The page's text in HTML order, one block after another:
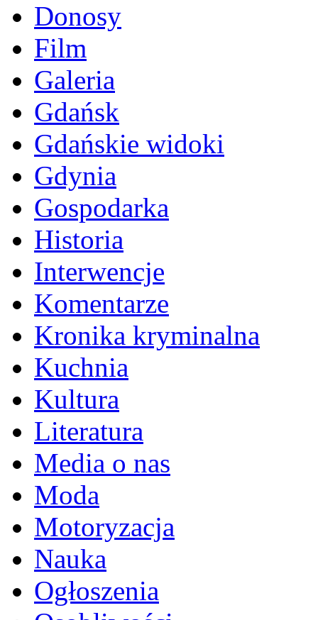
Donosy
Film
Galeria
Gdańsk
Gdańskie widoki
Gdynia
Gospodarka
Historia
Interwencje
Komentarze
Kronika kryminalna
Kuchnia
Kultura
Literatura
Media o nas
Moda
Motoryzacja
Nauka
Ogłoszenia